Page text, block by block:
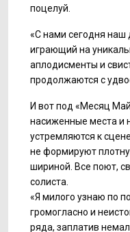
поцелуй.
«С нами сегодня наш
играющий на
аплодисменты и
продолжаются с
И вот под «Месяц
насиженные места и
устремляются к
не формируют
шириной. Все поют,
солиста.
«Я милого узнаю по
громогласно и
ряда, заплатив